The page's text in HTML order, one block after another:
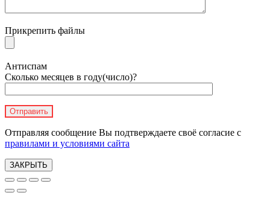
Прикрепить файлы
Антиспам
Сколько месяцев в году(число)?
Отправляя сообщение Вы подтверждаете своё согласие с
правилами и условиями сайта
ЗАКРЫТЬ